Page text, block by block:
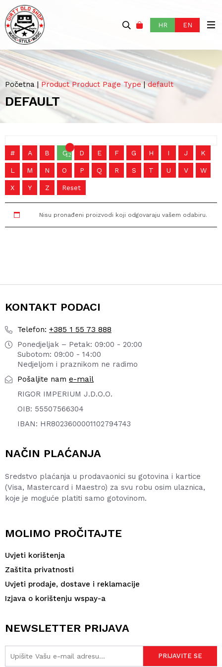
HR EN
Početna| Product Product Page Type|default
DEFAULT
# A B C1211 D E F G H I J K
L M N O P Q R S T U V W
X Y Z Reset
Nisu pronađeni proizvodi koji odgovaraju vašem odabiru.
KONTAKT PODACI
Telefon: +385 1 55 73 888
Ponedjeljak – Petak: 09:00 - 20:00
Subotom: 09:00 - 14:00
Nedjeljom i praznikom ne radimo
Pošaljite nam e-mail
RIGOR IMPERIUM J.D.O.O.
OIB: 55507566304
IBAN: HR8023600001102794743
NAČIN PLAĆANJA
Sredstvo plaćanja u prodavaonici su gotovina i kartice
(Visa, Mastercard i Maestro) za svu robu osim ulaznica,
koje je moguće platiti samo gotovinom.
MOLIMO PROČITAJTE
Uvjeti korištenja
Zaštita privatnosti
Uvjeti prodaje, dostave i reklamacije
Izjava o korištenju wspay-a
NEWSLETTER PRIJAVA